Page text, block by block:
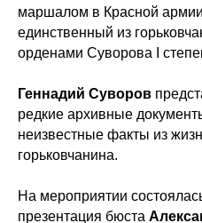
маршалом в Красной
единственный из
орденами Суворова I
Геннадий Суворов
редкие архивные
неизвестные факты из
горьковчанина.
На мероприятии
презентация бюста